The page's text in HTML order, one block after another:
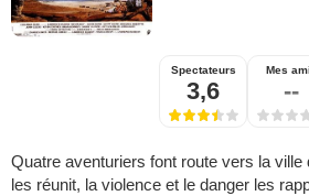
Spectateurs
3,6
Mes
--
Quatre aventuriers font route vers la ville
les réunit, la violence et le danger les